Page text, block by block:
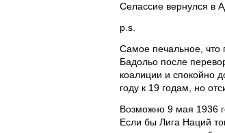
Селассие вернулся в
p.s.
Самое печальное, что
Бадольо после
коалиции и спокойно
году к 19 годам, но
Возможно 9 мая 1936
Если бы Лига Наций